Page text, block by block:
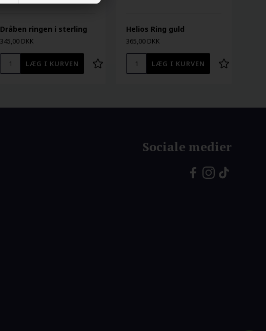
Dråben ringen i sterling
345,00 DKK
Helios Ring guld
365,00 DKK
Sociale medier